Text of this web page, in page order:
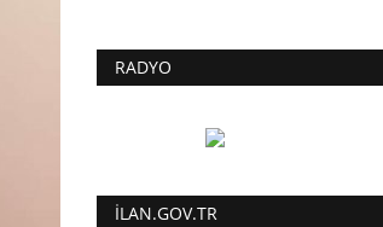
RADYO
ILAN.GOV.TR